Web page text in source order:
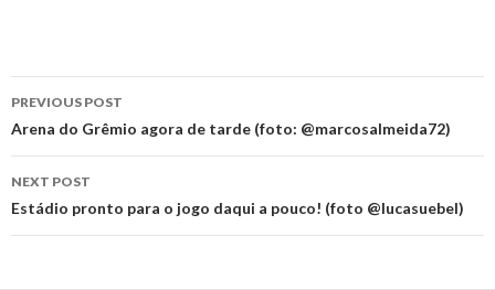
Post
navigation
PREVIOUS POST
Arena do Grêmio agora de tarde (foto: @marcosalmeida72)
NEXT POST
Estádio pronto para o jogo daqui a pouco! (foto @lucasuebel)